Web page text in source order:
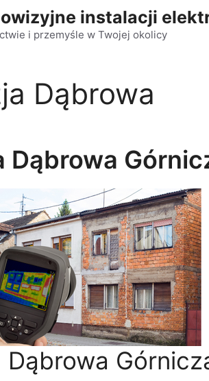
instalacji
i przemyśle w Twojej okolicy
Dąbrowa